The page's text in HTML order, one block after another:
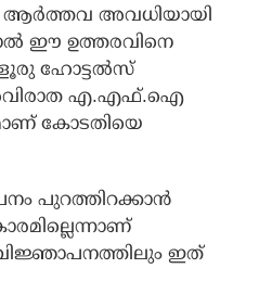
ആര്‍ത്തവ അവധിയായി
ഈ ഉത്തരവിനെ
ഹോട്ടല്‍സ്
എ.എഫ്.ഐ
കോടതിയെ
പുറത്തിറക്കാന്‍
ഇത്